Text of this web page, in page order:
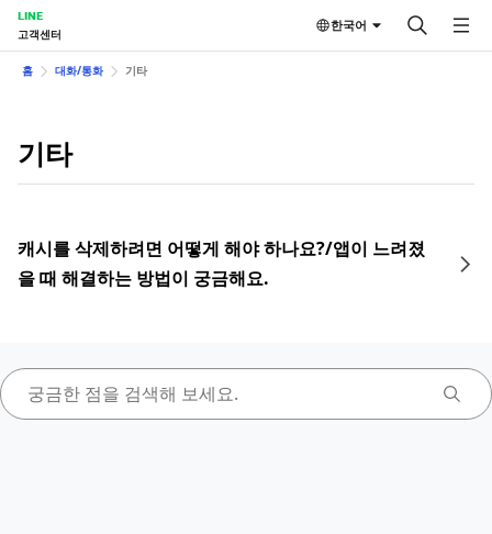
LINE
고객센터
한국어
홈 대화/통화 기타
기타
캐시를 삭제하려면 어떻게 해야 하나요?/앱이 느려졌
을 때 해결하는 방법이 궁금해요.